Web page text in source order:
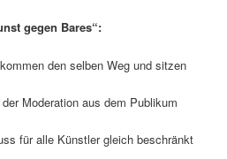
gegen Bares“:
den selben Weg und sitzen
Moderation aus dem Publikum
für alle Künstler gleich beschränkt